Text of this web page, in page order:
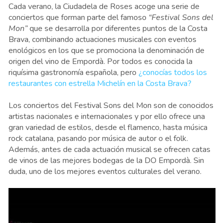
Cada verano, la Ciudadela de Roses acoge una serie de
conciertos que forman parte del famoso “Festival Sons del
Mon”que se desarrolla por diferentes puntos de la Costa
Brava, combinando actuaciones musicales con eventos
enológicos en los que se promociona la denominación de
origen del vino de Empordà. Por todos es conocida la
riquísima gastronomía española, pero ¿conocías todos los
restaurantes con estrella Michelín en la Costa Brava?
Los conciertos del Festival Sons del Mon son de conocidos
artistas nacionales e internacionales y por ello ofrece una
gran variedad de estilos, desde el flamenco, hasta música
rock catalana, pasando por música de autor o el folk.
Además, antes de cada actuación musical se ofrecen catas
de vinos de las mejores bodegas de la DO Empordà. Sin
duda, uno de los mejores eventos culturales del verano.